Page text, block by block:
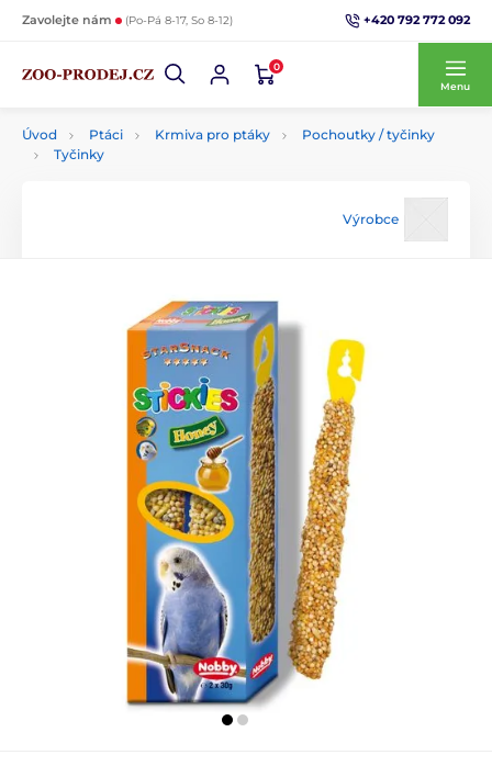
Zavolejte nám (Po-Pá 8-17, So 8-12) +420 792 772 092
0
Menu
Úvod Ptáci Krmiva pro ptáky
Pochoutky / tyčinky
Tyčinky
Výrobce